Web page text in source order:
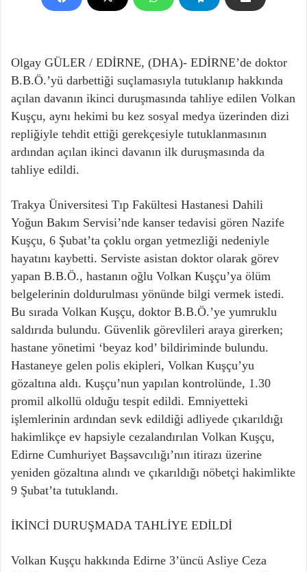
Olgay GÜLER / EDİRNE, (DHA)- EDİRNE’de doktor
B.B.Ö.’yü darbettiği suçlamasıyla tutuklanıp hakkında
açılan davanın ikinci duruşmasında tahliye edilen Volkan
Kuşçu, aynı hekimi bu kez sosyal medya üzerinden dizi
repliğiyle tehdit ettiği gerekçesiyle tutuklanmasının
ardından açılan ikinci davanın ilk duruşmasında da
tahliye edildi.
Trakya Üniversitesi Tıp Fakültesi Hastanesi Dahili
Yoğun Bakım Servisi’nde kanser tedavisi gören Nazife
Kuşçu, 6 Şubat’ta çoklu organ yetmezliği nedeniyle
hayatını kaybetti. Serviste asistan doktor olarak görev
yapan B.B.Ö., hastanın oğlu Volkan Kuşçu’ya ölüm
belgelerinin doldurulması yönünde bilgi vermek istedi.
Bu sırada Volkan Kuşçu, doktor B.B.Ö.’ye yumruklu
saldırıda bulundu. Güvenlik görevlileri araya girerken;
hastane yönetimi ‘beyaz kod’ bildiriminde bulundu.
Hastaneye gelen polis ekipleri, Volkan Kuşçu’yu
gözaltına aldı. Kuşçu’nun yapılan kontrolünde, 1.30
promil alkollü olduğu tespit edildi. Emniyetteki
işlemlerinin ardından sevk edildiği adliyede çıkarıldığı
hakimlikçe ev hapsiyle cezalandırılan Volkan Kuşçu,
Edirne Cumhuriyet Başsavcılığı’nın itirazı üzerine
yeniden gözaltına alındı ve çıkarıldığı nöbetçi hakimlikte
9 Şubat’ta tutuklandı.
İKİNCİ DURUŞMADA TAHLİYE EDİLDİ
Volkan Kuşçu hakkında Edirne 3’üncü Asliye Ceza